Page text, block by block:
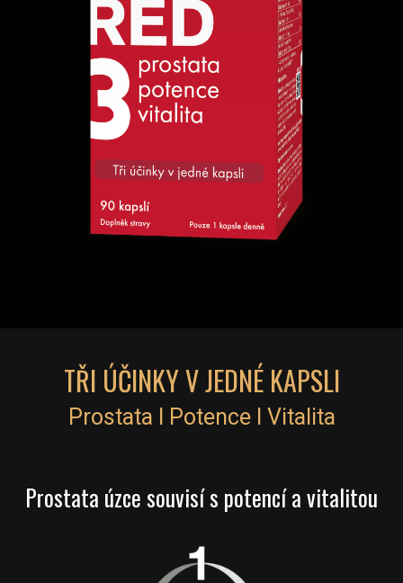
TŘI ÚČINKY V JEDNÉ KAPSLI
Prostata I Potence I Vitalita
Prostata úzce souvisí s potencí a vitalitou